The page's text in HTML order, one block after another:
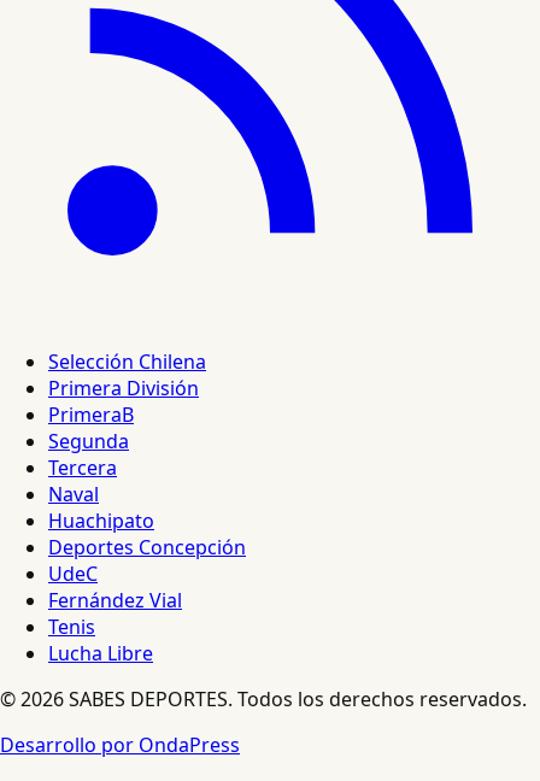
Selección Chilena
Primera División
PrimeraB
Segunda
Tercera
Naval
Huachipato
Deportes Concepción
UdeC
Fernández Vial
Tenis
Lucha Libre
© 2026 SABES DEPORTES. Todos los derechos reservados.
Desarrollo por OndaPress